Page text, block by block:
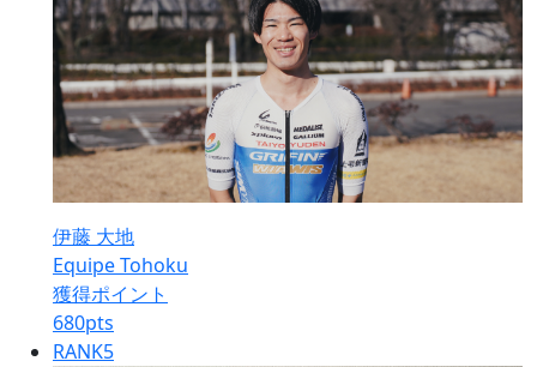
伊藤 大地
Equipe Tohoku
獲得ポイント
680pts
RANK5